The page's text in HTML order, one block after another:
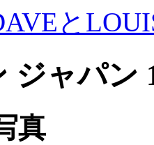
と
ジャパン
真